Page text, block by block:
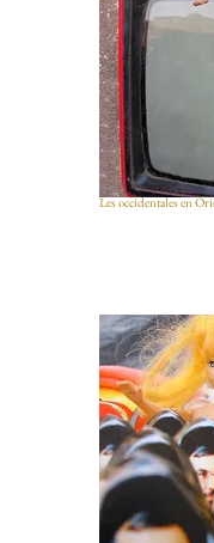
Les occidentales en